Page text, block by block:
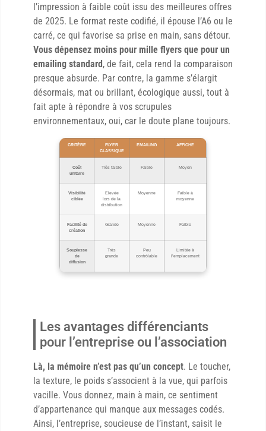
l’impression à faible coût issu des meilleures offres
de 2025. Le format reste codifié, il épouse l’A6 ou le
carré, ce qui favorise sa prise en main, sans détour.
Vous dépensez moins pour mille flyers que pour un
emailing standard, de fait, cela rend la comparaison
presque absurde. Par contre, la gamme s’élargit
désormais, mat ou brillant, écologique aussi, tout à
fait apte à répondre à vos scrupules
environnementaux, oui, car le doute plane toujours.
CRITÈRE
FLYER
CLASSIQUE
EMAILING AFFICHE
Coût
unitaire
Très faible Faible Moyen
Visibilité
ciblée
Elevée
lors de la
distribution
Moyenne
Faible à
moyenne
Facilité de
création
Grande Moyenne Faible
Souplesse
de
diffusion
Très
grande
Peu
contrôlable
Limitée à
l’emplacement
Les avantages différenciants
pour l’entreprise ou l’association
Là, la mémoire n’est pas qu’un concept. Le toucher,
la texture, le poids s’associent à la vue, qui parfois
vacille. Vous donnez, main à main, ce sentiment
d’appartenance qui manque aux messages codés.
Ainsi, l’entreprise, soucieuse de l’instant, saisit le